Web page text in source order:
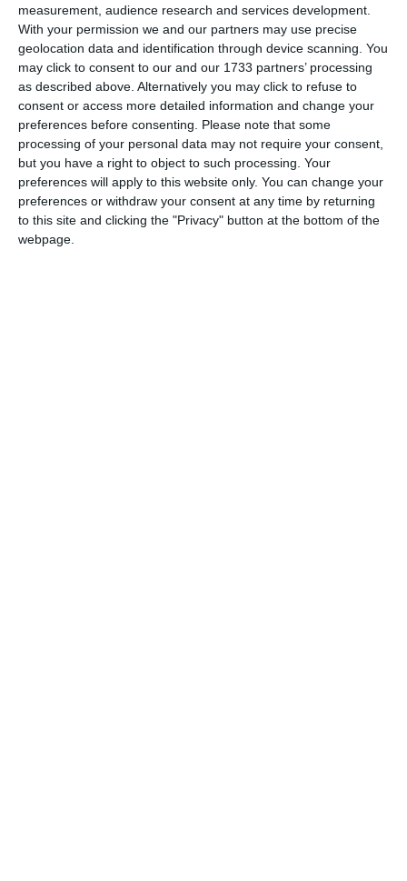
measurement, audience research and services development.
With your permission we and our partners may use precise
geolocation data and identification through device scanning. You
may click to consent to our and our 1733 partners’ processing
as described above. Alternatively you may click to refuse to
consent or access more detailed information and change your
preferences before consenting. Please note that some
processing of your personal data may not require your consent,
but you have a right to object to such processing. Your
preferences will apply to this website only. You can change your
preferences or withdraw your consent at any time by returning
to this site and clicking the "Privacy" button at the bottom of the
webpage.
Persoanele fizice sau juridice care doresc să participe la
această licitație trebuie să depună o garanție de participare
de cel puțin 10% din prețul de pornire al bunului. Această
cauțiune trebuie consemnată în conturile speciale ale
biroului executorului deschise la Libra Internet Bank cel
târziu în ziua premergătoare licitației. Excepție fac ofertele
care egalează sau depășesc prețul de pornire, acestea putând
fi depuse direct în ziua licitației.
Euro Novagrains SRL, firmă aflată în insolvență